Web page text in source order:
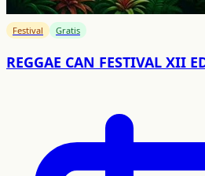
Festival Gratis
REGGAE CAN FESTIVAL XII